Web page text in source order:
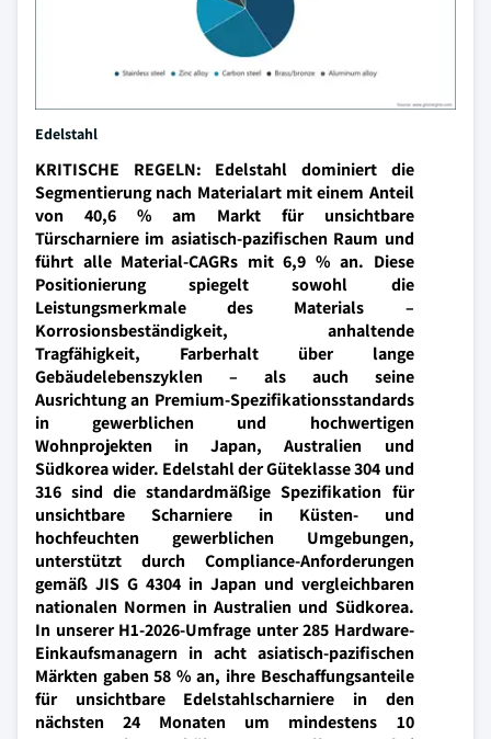
Edelstahl
KRITISCHE REGELN: Edelstahl dominiert die
Segmentierung nach Materialart mit einem Anteil
von 40,6 % am Markt für unsichtbare
Türscharniere im asiatisch-pazifischen Raum und
führt alle Material-CAGRs mit 6,9 % an. Diese
Positionierung spiegelt sowohl die
Leistungsmerkmale des Materials –
Korrosionsbeständigkeit, anhaltende
Tragfähigkeit, Farberhalt über lange
Gebäudelebenszyklen – als auch seine
Ausrichtung an Premium-Spezifikationsstandards
in gewerblichen und hochwertigen
Wohnprojekten in Japan, Australien und
Südkorea wider. Edelstahl der Güteklasse 304 und
316 sind die standardmäßige Spezifikation für
unsichtbare Scharniere in Küsten- und
hochfeuchten gewerblichen Umgebungen,
unterstützt durch Compliance-Anforderungen
gemäß JIS G 4304 in Japan und vergleichbaren
nationalen Normen in Australien und Südkorea.
In unserer H1-2026-Umfrage unter 285 Hardware-
Einkaufsmanagern in acht asiatisch-pazifischen
Märkten gaben 58 % an, ihre Beschaffungsanteile
für unsichtbare Edelstahlscharniere in den
nächsten 24 Monaten um mindestens 10